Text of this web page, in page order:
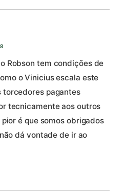
Robson tem condições de
o Vinicius escala este
torcedores pagantes
tecnicamente aos outros
é que somos obrigados
dá vontade de ir ao